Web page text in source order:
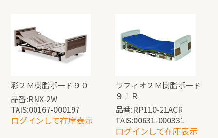
彩２Ｍ樹脂ボード９０
品番:RNX-2W
TAIS:00167-000197
ログインして在庫表示
ラフィオ２Ｍ樹脂ボード
９１Ｒ
品番:RP110-21ACR
TAIS:00631-000331
ログインして在庫表示